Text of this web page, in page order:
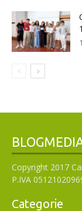
Copyright 2017
P.IVA
Categorie